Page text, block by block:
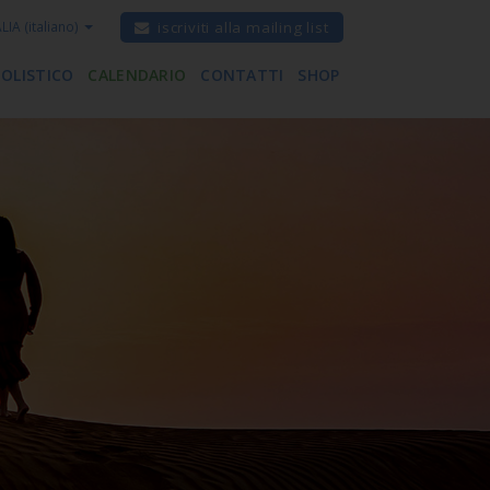
iscriviti alla mailing list
(italiano)
CALENDARIO CONTATTI SHOP